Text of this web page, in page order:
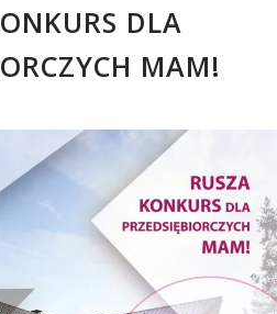
DLA
MAM!